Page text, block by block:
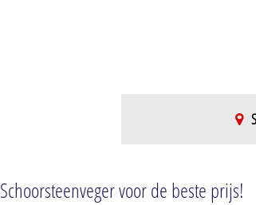
Schoorsteenveger voor de beste prijs!